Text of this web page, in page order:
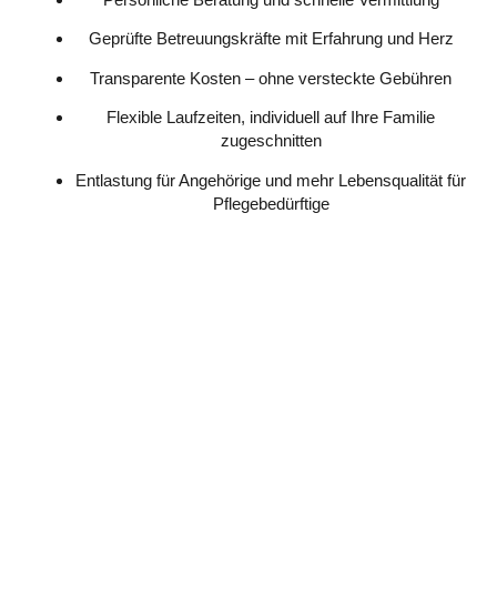
Geprüfte Betreuungskräfte mit Erfahrung und Herz
Transparente Kosten – ohne versteckte Gebühren
Flexible Laufzeiten, individuell auf Ihre Familie
zugeschnitten
Entlastung für Angehörige und mehr Lebensqualität für
Pflegebedürftige